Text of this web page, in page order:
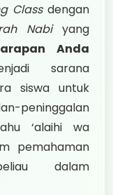
Classdengan
Nabiyang
Anda
sarana
siswa untuk
‘alaihi wa
pemahaman
dalam